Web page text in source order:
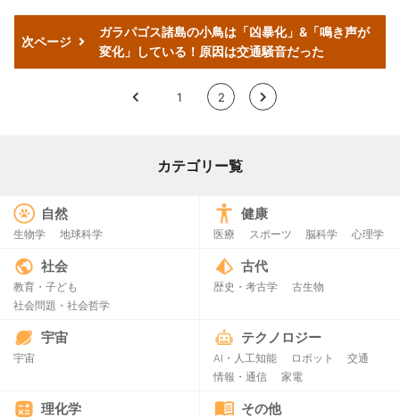
次ページ
ガラパゴス諸島の小鳥は「凶暴化」&「鳴き声が
変化」している！原因は交通騒音だった
< 1 2 >
カテゴリー覧
自然
生物学 地球科学
健康
医療 スポーツ 脳科学 心理学
社会
教育・子ども
社会問題・社会哲学
古代
歴史・考古学 古生物
宇宙
宇宙
テクノロジー
AI・人工知能 ロボット
交通
情報・通信
家電
理化学 その他